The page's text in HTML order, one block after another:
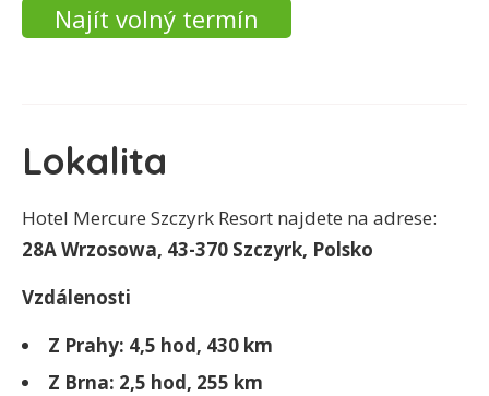
Najít volný termín
Lokalita
Hotel Mercure Szczyrk Resort najdete na adrese:
28A Wrzosowa, 43-370 Szczyrk, Polsko
Vzdálenosti
Z Prahy: 4,5 hod, 430 km
Z Brna: 2,5 hod, 255 km